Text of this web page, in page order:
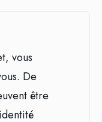
vous
De
être